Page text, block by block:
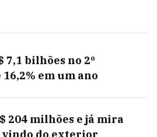
7,1 bilhões no 2º
em um ano
204 milhões e já mira